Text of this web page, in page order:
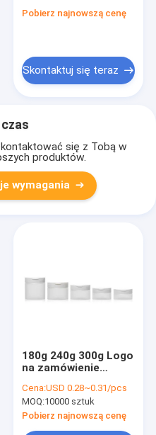
kremem z okładką
Pobierz najnowszą cenę
Skontaktuj się teraz
się z Tobą w
produktów.
wymagania
180g 240g 300g Logo
na zamówienie
opakowania Kremy
słoiki do masła do
ciała Kremy do
twarzy
Cena:USD 0.28~0.31/pcs
MOQ:10000 sztuk
Pobierz najnowszą cenę